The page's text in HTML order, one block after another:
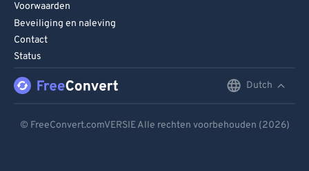
Voorwaarden
Beveiliging en naleving
Contact
Status
Dutch
© FreeConvert.comVERSIE Alle rechten voorbehouden (2026)